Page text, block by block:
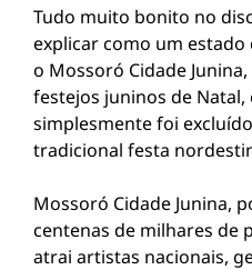
Tudo muito bonito no
explicar como um
o Mossoró Cidade Junina,
festejos juninos de
simplesmente foi
tradicional festa
Mossoró Cidade Junina,
centenas de milhares de
atrai artistas nacionais,